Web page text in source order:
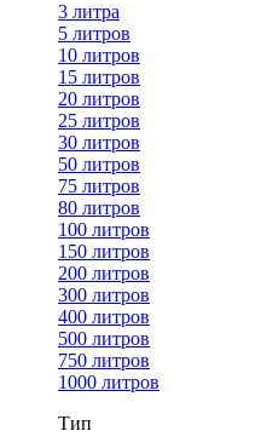
3 литра
5 литров
10 литров
15 литров
20 литров
25 литров
30 литров
50 литров
75 литров
80 литров
100 литров
150 литров
200 литров
300 литров
400 литров
500 литров
750 литров
1000 литров
Тип